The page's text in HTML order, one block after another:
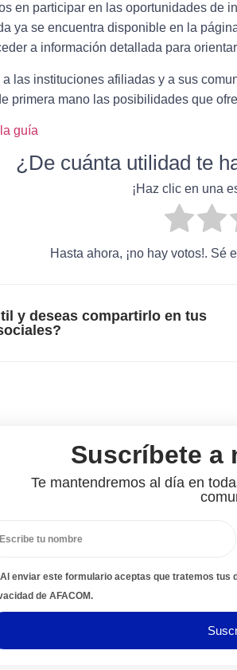
en participar en las oportunidades de
ya se encuentra disponible en la
a información detallada para
a las instituciones afiliadas y a sus
primera mano las posibilidades que
guía
¿De cuánta utilidad te
¡Haz clic en una
Hasta ahora, ¡no hay votos!. Sé
y deseas compartirlo en tus
Suscríbete a
Te mantendremos al día en
Al enviar este formulario aceptas que tratemos tus
de AFACOM.